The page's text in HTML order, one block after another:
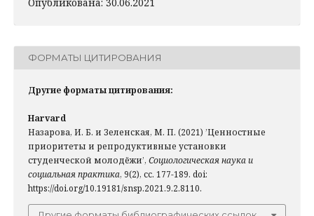
ФОРМАТЫ ЦИТИРОВАНИЯ
Другие форматы цитирования:
Harvard
Назарова, И. Б. и Зеленская, М. П. (2021) ’Ценностные
приоритеты и репродуктивные установки
студенческой молодёжи’, Социологическая наука и
социальная практика, 9(2), сс. 177-189. doi:
https://doi.org/10.19181/snsp.2021.9.2.8110.